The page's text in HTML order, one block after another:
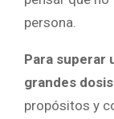
persona.
Para superar
grandes
propósitos y